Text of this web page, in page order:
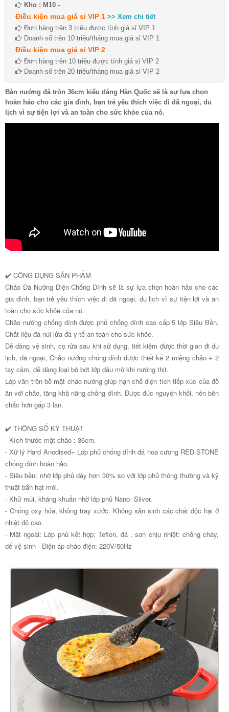
Kho : M10 -
Điều kiện mua giá sỉ VIP 1 >> Xem chi tiết
Đơn hàng trên 3 triệu được tính giá sỉ VIP 1
Doanh số trên 10 triệu/tháng mua giá sỉ VIP 1
Điều kiện mua giá sỉ VIP 2
Đơn hàng trên 10 triệu được tính giá sỉ VIP 2
Doanh số trên 20 triệu/tháng mua giá sỉ VIP 2
Bàn nướng đá tròn 36cm kiểu dáng Hàn Quốc sẽ là sự lựa chọn
hoàn hảo cho các gia đình, bạn trẻ yêu thích việc đi dã ngoại, du
lịch vì sự tiện lợi và an toàn cho sức khỏe của nó.
✔️ CÔNG DỤNG SẢN PHẨM
Chảo Đá Nướng Điện Chống Dính sẽ là sự lựa chọn hoàn hảo cho các
gia đình, bạn trẻ yêu thích việc đi dã ngoại, du lịch vì sự tiện lợi và an
toàn cho sức khỏe của nó.
Chảo nướng chống dính được phủ chống dính cao cấp 5 lớp Siêu Bền,
Chất liệu đá núi lửa đá y tế an toàn cho sức khỏe.
Dễ dàng vệ sinh, cọ rửa sau khi sử dụng, tiết kiệm được thời gian đi du
lịch, dã ngoại, Chảo nướng chống dính được thiết kế 2 miệng chảo + 2
tay cầm, dễ dàng loại bỏ bớt lớp dầu mỡ khi nướng thịt.
Lớp vân trên bề mặt chảo nướng giúp hạn chế diện tích tiếp xúc của đồ
ăn với chảo, tăng khả năng chống dính. Được đúc nguyên khối, nên bền
chắc hơn gấp 3 lần.
✔️ THÔNG SỐ KỸ THUẬT
- Kích thước mặt chảo : 36cm.
- Xử lý Hard Anodised+ Lớp phủ chống dính đá hoa cương RED STONE
chống dính hoàn hảo.
- Siêu bền: nhờ lớp phủ dày hơn 30% so với lớp phủ thông thường và kỹ
thuật bắn hạt mới.
- Khử mùi, kháng khuẩn nhờ lớp phủ Nano- Silver.
- Chống oxy hóa, không trầy xước. Không sản sinh các chất độc hại ở
nhiệt độ cao.
- Mặt ngoài: Lớp phủ kết hợp: Teflon, đá , sơn chịu nhiệt: chống cháy,
dể vệ sinh - Điện áp chảo điện: 220V/50Hz